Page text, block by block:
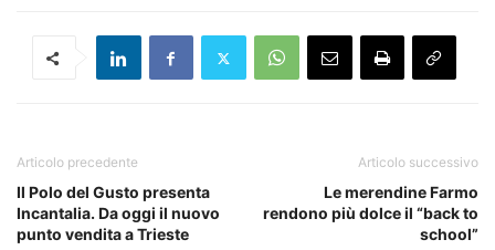
Articolo precedente
Il Polo del Gusto presenta
Incantalia. Da oggi il nuovo
punto vendita a Trieste
Articolo successivo
Le merendine Farmo
rendono più dolce il “back to
school”